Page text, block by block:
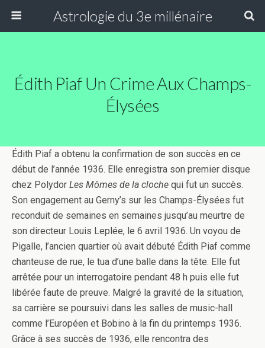
Astrologie du 3e millénaire
Édith Piaf Un Crime Aux Champs-
Élysées
Édith Piaf a obtenu la confirmation de son succès en ce
début de l’année 1936. Elle enregistra son premier disque
chez Polydor Les Mômes de la cloche qui fut un succès.
Son engagement au Gerny’s sur les Champs-Élysées fut
reconduit de semaines en semaines jusqu’au meurtre de
son directeur Louis Leplée, le 6 avril 1936. Un voyou de
Pigalle, l’ancien quartier où avait débuté Édith Piaf comme
chanteuse de rue, le tua d’une balle dans la tête. Elle fut
arrêtée pour un interrogatoire pendant 48 h puis elle fut
libérée faute de preuve. Malgré la gravité de la situation,
sa carrière se poursuivi dans les salles de music-hall
comme l’Européen et Bobino à la fin du printemps 1936.
Grâce à ses succès de 1936, elle rencontra des